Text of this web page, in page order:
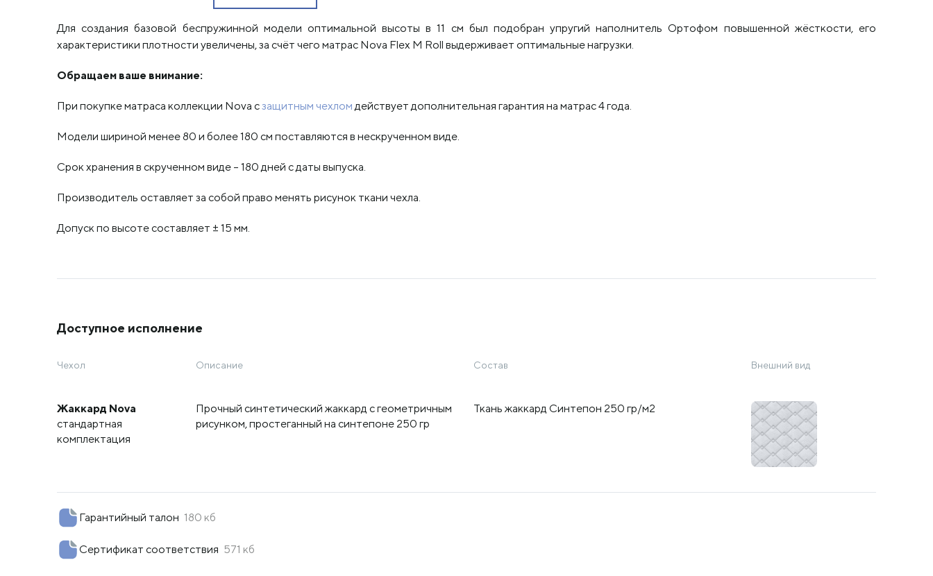
Для создания базовой беспружинной модели оптимальной высоты в 11 см был подобран упругий наполнитель Ортофом повышенной жёсткости, его
характеристики плотности увеличены, за счёт чего матрас Nova Flex M Roll выдерживает оптимальные нагрузки.
Обращаем ваше внимание:
При покупке матраса коллекции Nova сзащитным чехломдействует дополнительная гарантия на матрас 4 года.
Модели шириной менее 80 и более 180 см поставляются в нескрученном виде.
Срок хранения в скрученном виде – 180 дней с даты выпуска.
Производитель оставляет за собой право менять рисунок ткани чехла.
Допуск по высоте составляет ± 15 мм.
Доступное исполнение
Чехол Описание Состав Внешний вид
Жаккард Nova
стандартная
комплектация
Прочный синтетический жаккард с геометричным
рисунком, простеганный на синтепоне 250 гр
Ткань жаккард Синтепон 250 гр/м2
Гарантийный талон 180 кб
Сертификат соответствия 571 кб